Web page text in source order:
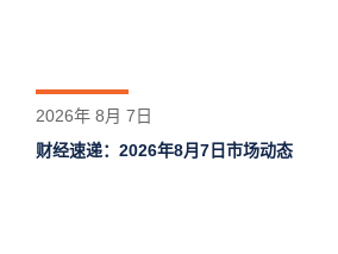
2026年 8月 7日
财经速递：2026年8月7日市场动态